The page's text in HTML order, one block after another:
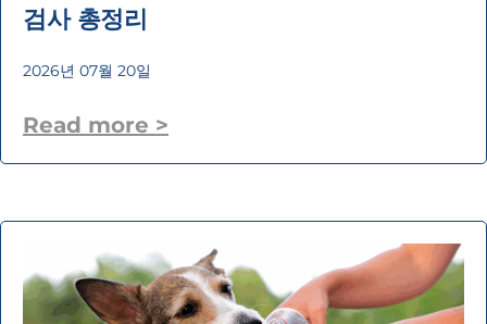
검사 총정리
2026년 07월 20일
Read more >